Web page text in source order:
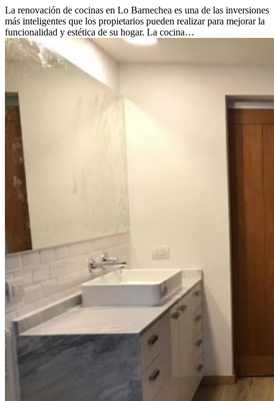
La renovación de cocinas en Lo Barnechea es una de las inversiones
más inteligentes que los propietarios pueden realizar para mejorar la
funcionalidad y estética de su hogar. La cocina…